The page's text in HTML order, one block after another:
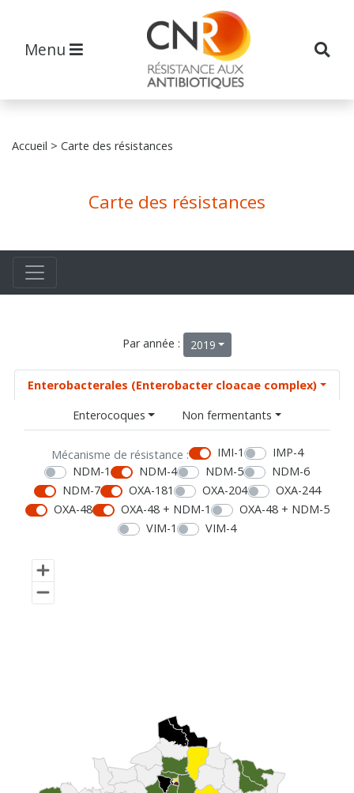
Menu
Accueil > Carte des résistances
Carte des résistances
Par année : 2019
Enterobacterales (Enterobacter cloacae complex)
Enterocoques
Non fermentants
Mécanisme de résistance : IMI-1
IMP-4
NDM-1
NDM-4 NDM-5
NDM-6
NDM-7
OXA-181 OXA-204
OXA-244
OXA-48
OXA-48 + NDM-1
OXA-48 + NDM-5
VIM-1
VIM-4